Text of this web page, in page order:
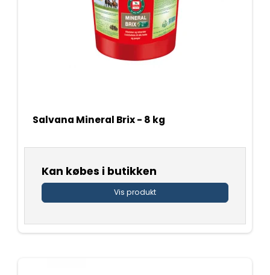
Salvana Mineral Brix - 8 kg
Kan købes i butikken
Vis produkt